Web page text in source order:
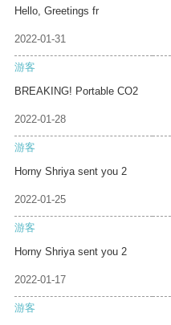
Hello, Greetings fr
2022-01-31
游客
BREAKING! Portable CO2
2022-01-28
游客
Horny Shriya sent you 2
2022-01-25
游客
Horny Shriya sent you 2
2022-01-17
游客